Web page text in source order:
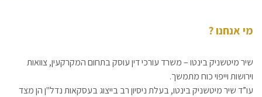
מי אנחנו ?
שיר מיטשניק בינטו – משרד עורכי דין עוסק בתחום המקרקעין, צוואות
וירושות וייפוי כוח מתמשך.
עו”ד שיר מיטשניק בינטו, בעלת ניסיון רב בייצוג בעסקאות נדל"ן הן מצד